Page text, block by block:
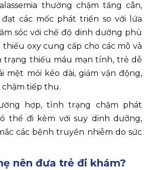
thường chậm tăng cân,
các mốc phát triển so với lứa
sóc với chế độ dinh dưỡng phù
thiếu oxy cung cấp cho các mô và
trạng thiếu máu mạn tính, trẻ dễ
mệt mỏi kéo dài, giảm vận động,
chậm tiếp thu.
hợp, tình trạng chậm phát
thể đi kèm với suy dinh dưỡng,
các bệnh truyền nhiễm do sức
nên đưa trẻ đi khám?